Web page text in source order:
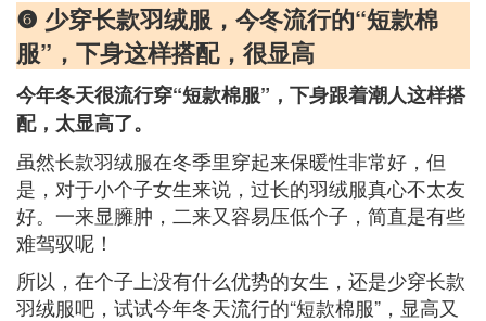
❻ 少穿长款羽绒服，今冬流行的“短款棉
服”，下身这样搭配，很显高
今年冬天很流行穿“短款棉服”，下身跟着潮人这样搭
配，太显高了。
虽然长款羽绒服在冬季里穿起来保暖性非常好，但
是，对于小个子女生来说，过长的羽绒服真心不太友
好。一来显臃肿，二来又容易压低个子，简直是有些
难驾驭呢！
所以，在个子上没有什么优势的女生，还是少穿长款
羽绒服吧，试试今年冬天流行的“短款棉服”，显高又